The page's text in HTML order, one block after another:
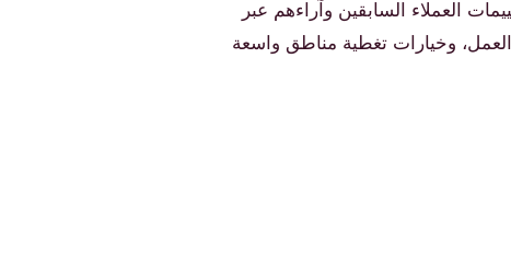
العملاء السابقين وآراءهم عبر
وخيارات تغطية مناطق واسعة